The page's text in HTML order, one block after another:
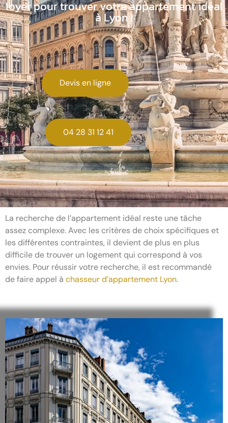
loyer pour trouver votre appartement idéal
à Lyon !
Devis en ligne
04 28 31 12 41
La recherche de l’appartement idéal reste une tâche
assez complexe. Avec les critères de choix spécifiques et
les différentes contraintes, il devient de plus en plus
difficile de trouver un logement qui correspond à vos
envies. Pour réussir votre recherche, il est recommandé
de faire appel à chasseur d’appartement Lyon.